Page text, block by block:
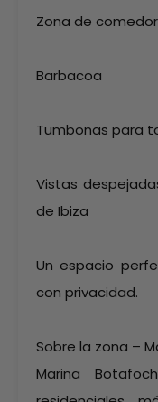
Zona de comedor
Barbacoa
Tumbonas para
Vistas
de Ibiza
Un espacio
con privacidad.
Sobre la zona –
Marina